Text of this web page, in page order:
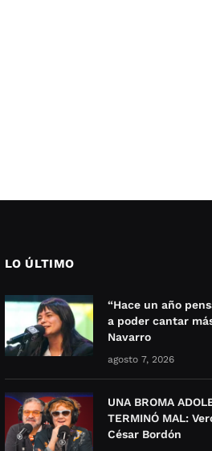
LO ÚLTIMO
“Hace un año
a poder cantar
Navarro
agosto 7, 2026
UNA BROMA
TERMINÓ MAL:
César Bordón